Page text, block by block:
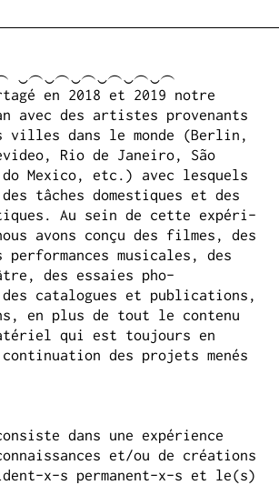
‿︵‿︵‿︵‿︵‿︵‿︵
en 2018 et 2019 notre
avec des artistes provenants
villes dans le monde (Berlin,
Rio de Janeiro, São
do Mexico, etc.) avec lesquels
des tâches domes­tiques et des
Au sein de cette expéri­
nous avons conçu des filmes, des
musi­cales, des
des essaies pho­
cat­a­logues et pub­li­ca­tions,
en plus de tout le con­tenu
qui est tou­jours en
des pro­jets menés
dans une expéri­ence
et/​ou de créa­tions
x-s per­ma­nent-x-s et le(s)